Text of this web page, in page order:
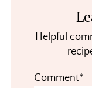
Helpful
Comment*